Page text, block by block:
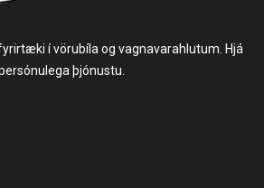
í vörubíla og vagnavarahlutum. Hjá
þjónustu.